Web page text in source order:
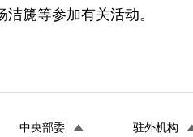
篪等参加有关活动。
中央部委 驻外机构